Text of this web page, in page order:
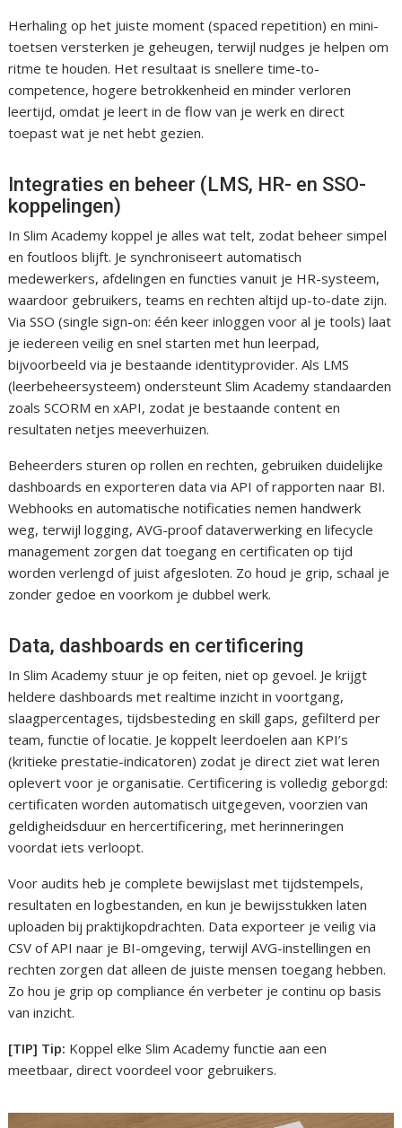
Herhaling op het juiste moment (spaced repetition) en mini-
toetsen versterken je geheugen, terwijl nudges je helpen om
ritme te houden. Het resultaat is snellere time-to-
competence, hogere betrokkenheid en minder verloren
leertijd, omdat je leert in de flow van je werk en direct
toepast wat je net hebt gezien.
Integraties en beheer (LMS, HR- en SSO-
koppelingen)
In Slim Academy koppel je alles wat telt, zodat beheer simpel
en foutloos blijft. Je synchroniseert automatisch
medewerkers, afdelingen en functies vanuit je HR-systeem,
waardoor gebruikers, teams en rechten altijd up-to-date zijn.
Via SSO (single sign-on: één keer inloggen voor al je tools) laat
je iedereen veilig en snel starten met hun leerpad,
bijvoorbeeld via je bestaande identityprovider. Als LMS
(leerbeheersysteem) ondersteunt Slim Academy standaarden
zoals SCORM en xAPI, zodat je bestaande content en
resultaten netjes meeverhuizen.
Beheerders sturen op rollen en rechten, gebruiken duidelijke
dashboards en exporteren data via API of rapporten naar BI.
Webhooks en automatische notificaties nemen handwerk
weg, terwijl logging, AVG-proof dataverwerking en lifecycle
management zorgen dat toegang en certificaten op tijd
worden verlengd of juist afgesloten. Zo houd je grip, schaal je
zonder gedoe en voorkom je dubbel werk.
Data, dashboards en certificering
In Slim Academy stuur je op feiten, niet op gevoel. Je krijgt
heldere dashboards met realtime inzicht in voortgang,
slaagpercentages, tijdsbesteding en skill gaps, gefilterd per
team, functie of locatie. Je koppelt leerdoelen aan KPI’s
(kritieke prestatie-indicatoren) zodat je direct ziet wat leren
oplevert voor je organisatie. Certificering is volledig geborgd:
certificaten worden automatisch uitgegeven, voorzien van
geldigheidsduur en hercertificering, met herinneringen
voordat iets verloopt.
Voor audits heb je complete bewijslast met tijdstempels,
resultaten en logbestanden, en kun je bewijsstukken laten
uploaden bij praktijkopdrachten. Data exporteer je veilig via
CSV of API naar je BI-omgeving, terwijl AVG-instellingen en
rechten zorgen dat alleen de juiste mensen toegang hebben.
Zo hou je grip op compliance én verbeter je continu op basis
van inzicht.
[TIP] Tip: Koppel elke Slim Academy functie aan een
meetbaar, direct voordeel voor gebruikers.